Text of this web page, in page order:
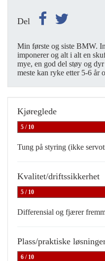
Del
Min første og siste BMW.
imponerer og alt i alt en
mye, en god del støy og
meste kan ryke etter 5-6 år
Kjøreglede
5 / 10
Tung på styring (ikke
Kvalitet/driftssikkerhet
5 / 10
Differensial og fjærer
Plass/praktiske
6 / 10